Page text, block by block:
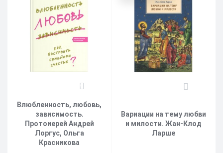
Влюбленность, любовь,
зависимость.
Протоиерей Андрей
Лоргус, Ольга
Красникова
Вариации на тему любви
и милости. Жан-Клод
Ларше